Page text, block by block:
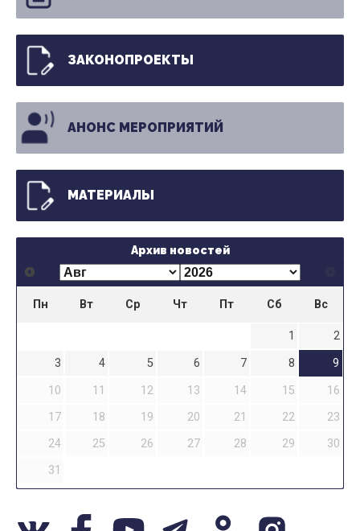
ЗАКОНОПРОЕКТЫ
АНОНС МЕРОПРИЯТИЙ
МАТЕРИАЛЫ
Архив новостей
Пн Вт Ср Чт Пт Сб Вс
1
2
3
4 5 6 7 8
9
10
11 12 13 14 15
16
17
18 19 20 21 22
23
24
25 26 27 28 29
30
31